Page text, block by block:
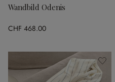
Wandbild Odenis
CHF 468.00